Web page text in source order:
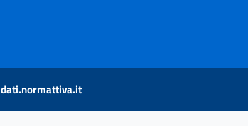
dati.normattiva.it